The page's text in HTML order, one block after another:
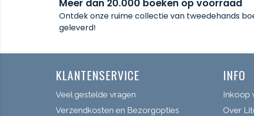
Meer dan 20.000 boeken op voorraad
Ontdek onze ruime collectie van tweedehands
geleverd!
KLANTENSERVICE
Veel gestelde vragen
Verzendkosten en Bezorgopties
INFO
Inkoop
Over